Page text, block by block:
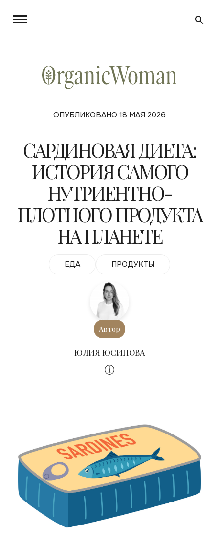
ОПУБЛИКОВАНО 18 МАЯ 2026
САРДИНОВАЯ ДИЕТА:
ИСТОРИЯ САМОГО
НУТРИЕНТНО-
ПЛОТНОГО ПРОДУКТА
НА ПЛАНЕТЕ
ЕДА ПРОДУКТЫ
Автор
ЮЛИЯ ЮСИПОВА